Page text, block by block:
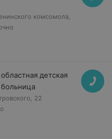
комсомола,
детская
22